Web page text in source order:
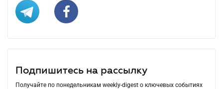
Подпишитесь на рассылку
Получайте по понедельникам weekly-digest о ключевых событиях